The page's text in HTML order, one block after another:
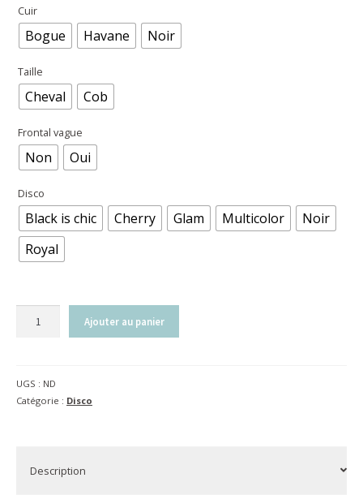
Cuir
Bogue Havane Noir
Taille
Cheval Cob
Frontal vague
Non Oui
Disco
Black is chic Cherry Glam Multicolor
Noir
Royal
HACKAMORE
Ajouter au panier
UGS : ND
Catégorie : Disco
Description